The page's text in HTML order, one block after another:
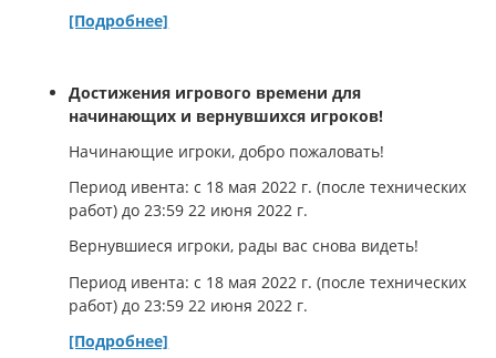
[Подробнее]
Достижения игрового времени для
начинающих и вернувшихся игроков!
Начинающие игроки, добро пожаловать!
Период ивента: с 18 мая 2022 г. (после технических
работ) до 23:59 22 июня 2022 г.
Вернувшиеся игроки, рады вас снова видеть!
Период ивента: с 18 мая 2022 г. (после технических
работ) до 23:59 22 июня 2022 г.
[Подробнее]